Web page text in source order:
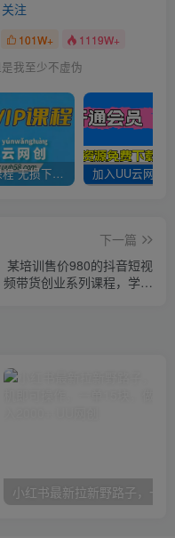
关注
101W+ 1119W+
我至少不虚伪
全网VIP课程 无损下载~
下一篇
某培训售价980的抖音短视
频带货创业系列课程，学会